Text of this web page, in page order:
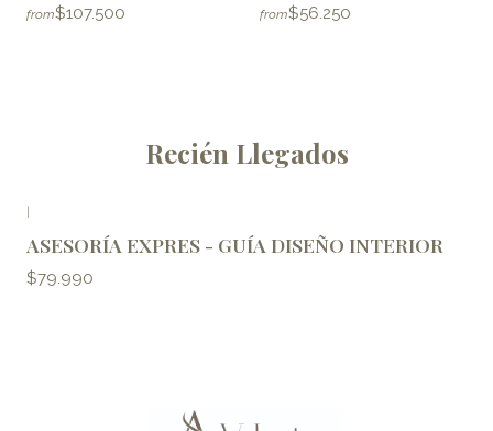
from$107.500 from$56.250
Recién Llegados
ASESORÍA EXPRES - GUÍA DISEÑO INTERIOR
$79.990